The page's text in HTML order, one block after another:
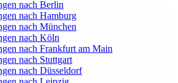
nach Berlin
nach Hamburg
nach München
nach Köln
nach Frankfurt am Main
nach Stuttgart
nach Düsseldorf